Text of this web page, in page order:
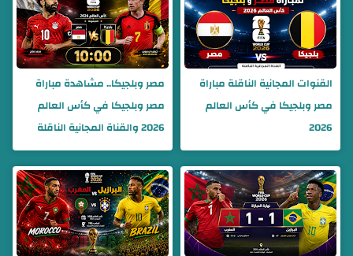
القنوات المجانية الناقلة مباراة
مصر وبلجيكا في كأس العالم
2026
مصر وبلجيكا.. مشاهدة مباراة
مصر وبلجيكا في كأس العالم
2026 والقناة المجانية الناقلة